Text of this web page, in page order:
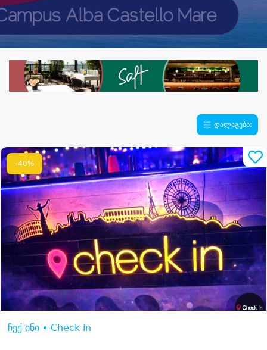
დალაგება:
-40%
ჩექ ინი • Check in